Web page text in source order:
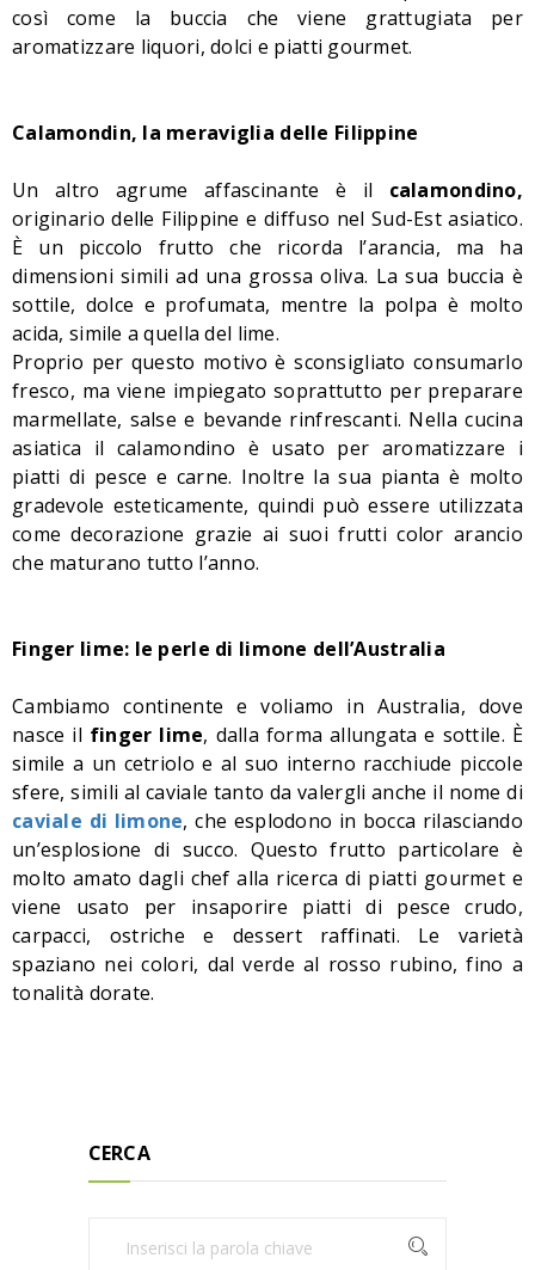
così come la buccia che viene grattugiata per
aromatizzare liquori, dolci e piatti gourmet.
Calamondin, la meraviglia delle Filippine
Un altro agrume affascinante è il calamondino,
originario delle Filippine e diffuso nel Sud-Est asiatico.
È un piccolo frutto che ricorda l’arancia, ma ha
dimensioni simili ad una grossa oliva. La sua buccia è
sottile, dolce e profumata, mentre la polpa è molto
acida, simile a quella del lime.
Proprio per questo motivo è sconsigliato consumarlo
fresco, ma viene impiegato soprattutto per preparare
marmellate, salse e bevande rinfrescanti. Nella cucina
asiatica il calamondino è usato per aromatizzare i
piatti di pesce e carne. Inoltre la sua pianta è molto
gradevole esteticamente, quindi può essere utilizzata
come decorazione grazie ai suoi frutti color arancio
che maturano tutto l’anno.
Finger lime: le perle di limone dell’Australia
Cambiamo continente e voliamo in Australia, dove
nasce il finger lime, dalla forma allungata e sottile. È
simile a un cetriolo e al suo interno racchiude piccole
sfere, simili al caviale tanto da valergli anche il nome di
caviale di limone, che esplodono in bocca rilasciando
un’esplosione di succo. Questo frutto particolare è
molto amato dagli chef alla ricerca di piatti gourmet e
viene usato per insaporire piatti di pesce crudo,
carpacci, ostriche e dessert raffinati. Le varietà
spaziano nei colori, dal verde al rosso rubino, fino a
tonalità dorate.
CERCA